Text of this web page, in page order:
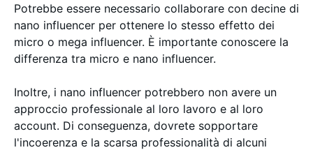
Potrebbe essere necessario collaborare con decine di
nano influencer per ottenere lo stesso effetto dei
micro o mega influencer. È importante conoscere la
differenza tra micro e nano influencer.
Inoltre, i nano influencer potrebbero non avere un
approccio professionale al loro lavoro e al loro
account. Di conseguenza, dovrete sopportare
l'incoerenza e la scarsa professionalità di alcuni